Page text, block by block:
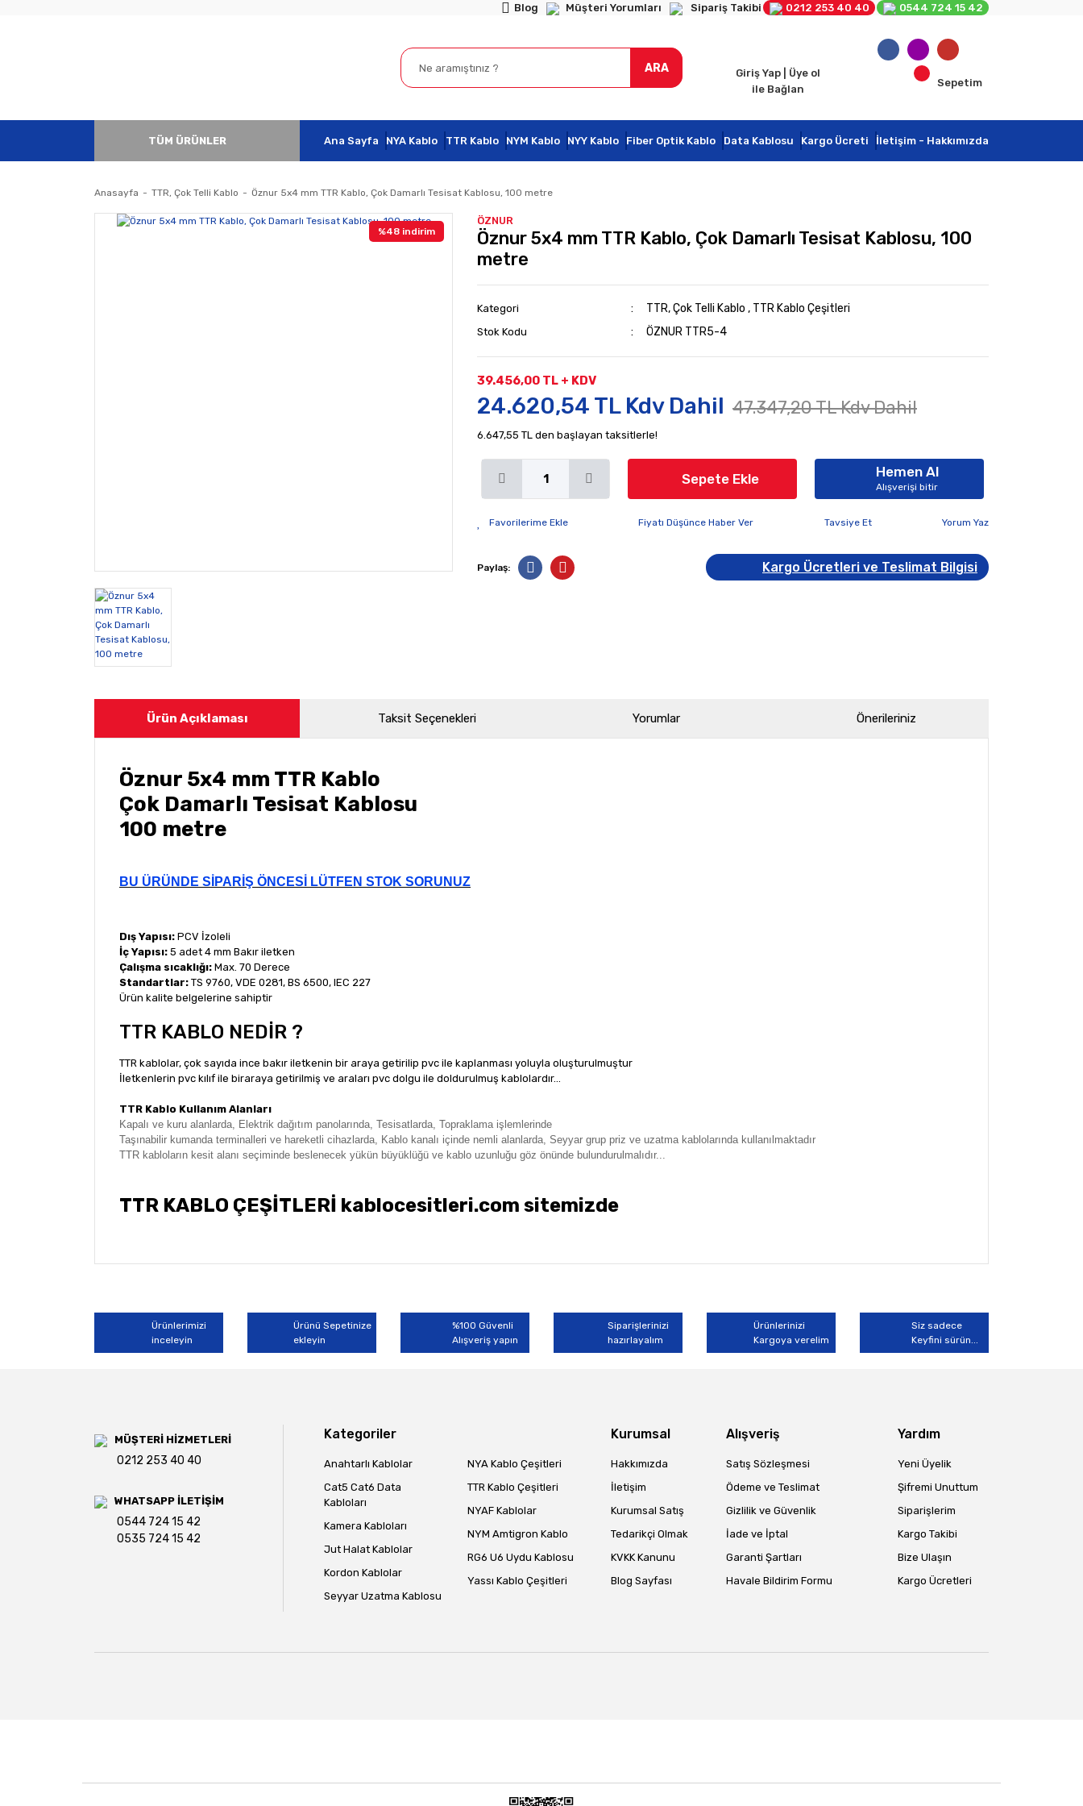
Blog Müşteri Yorumları Sipariş Takibi 0212 253 40 40 0544 724 15 42
ARA
Giriş Yap | Üye ol
ile Bağlan
Sepetim
TÜM ÜRÜNLER Ana Sayfa NYA Kablo TTR Kablo NYM Kablo NYY Kablo Fiber Optik Kablo Data Kablosu Kargo Ücreti İletişim - Hakkımızda
Anasayfa TTR, Çok Telli Kablo Öznur 5x4 mm TTR Kablo, Çok Damarlı Tesisat Kablosu, 100 metre
%48 indirim
ÖZNUR
Öznur 5x4 mm TTR Kablo, Çok Damarlı Tesisat Kablosu, 100
metre
Kategori TTR, Çok Telli Kablo , TTR Kablo Çeşitleri
Stok Kodu ÖZNUR TTR5-4
39.456,00 TL + KDV
24.620,54 TL Kdv Dahil 47.347,20 TL Kdv Dahil
6.647,55 TL den başlayan taksitlerle!
Sepete Ekle Hemen Al
Alışverişi bitir
Fiyatı Düşünce Haber Ver Tavsiye Et Yorum Yaz
Paylaş: Kargo Ücretleri ve Teslimat Bilgisi
Ürün Açıklaması Taksit Seçenekleri Yorumlar Önerileriniz
Öznur 5x4 mm TTR Kablo
Çok Damarlı Tesisat Kablosu
100 metre
BU ÜRÜNDE SİPARİŞ ÖNCESİ LÜTFEN STOK SORUNUZ
Dış Yapısı: PCV İzoleli
İç Yapısı: 5 adet 4 mm Bakır iletken
Çalışma sıcaklığı: Max. 70 Derece
Standartlar: TS 9760, VDE 0281, BS 6500, IEC 227
Ürün kalite belgelerine sahiptir
TTR KABLO NEDİR ?
TTR kablolar, çok sayıda ince bakır iletkenin bir araya getirilip pvc ile kaplanması yoluyla oluşturulmuştur
İletkenlerin pvc kılıf ile biraraya getirilmiş ve araları pvc dolgu ile doldurulmuş kablolardır...
TTR Kablo Kullanım Alanları
Kapalı ve kuru alanlarda, Elektrik dağıtım panolarında, Tesisatlarda, Topraklama işlemlerinde
Taşınabilir kumanda terminalleri ve hareketli cihazlarda, Kablo kanalı içinde nemli alanlarda, Seyyar grup priz ve uzatma kablolarında kullanılmaktadır
TTR kabloların kesit alanı seçiminde beslenecek yükün büyüklüğü ve kablo uzunluğu göz önünde bulundurulmalıdır...
TTR KABLO ÇEŞİTLERİ kablocesitleri.com sitemizde
Bu ürünün fiyat bilgisi, resim, ürün açıklamalarında ve diğer konularda yetersiz gördüğünüz noktaları öneri formunu kullanarak tarafımıza iletebilirsiniz.
Ürün resmi kalitesiz, bozuk veya görüntülenemiyor.
Ürün açıklamasında eksik bilgiler bulunuyor.
Ürünlerimizi
inceleyin
Ürünü Sepetinize
ekleyin
%100 Güvenli
Alışveriş yapın
Siparişlerinizi
hazırlayalım
Ürünlerinizi
Kargoya verelim
Siz sadece
Keyfini sürün...
MÜŞTERİ HİZMETLERİ
0212 253 40 40
WHATSAPP İLETİŞİM
0544 724 15 42
0535 724 15 42
Kategoriler
Anahtarlı Kablolar
Cat5 Cat6 Data
Kabloları
Kamera Kabloları
Jut Halat Kablolar
Kordon Kablolar
Seyyar Uzatma Kablosu
NYA Kablo Çeşitleri
TTR Kablo Çeşitleri
NYAF Kablolar
NYM Amtigron Kablo
RG6 U6 Uydu Kablosu
Yassı Kablo Çeşitleri
Kurumsal
Hakkımızda
İletişim
Kurumsal Satış
Tedarikçi Olmak
KVKK Kanunu
Blog Sayfası
Alışveriş
Satış Sözleşmesi
Ödeme ve Teslimat
Gizlilik ve Güvenlik
İade ve İptal
Garanti Şartları
Havale Bildirim Formu
Yardım
Yeni Üyelik
Şifremi Unuttum
Siparişlerim
Kargo Takibi
Bize Ulaşın
Kargo Ücretleri